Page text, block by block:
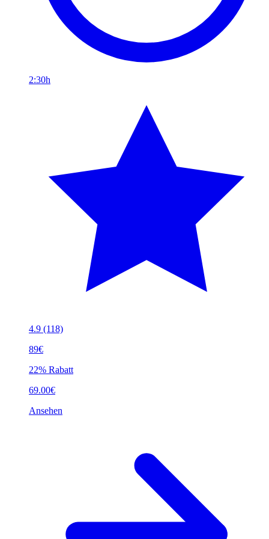
2:30h
4.9 (118)
89€
22% Rabatt
69.00€
Ansehen